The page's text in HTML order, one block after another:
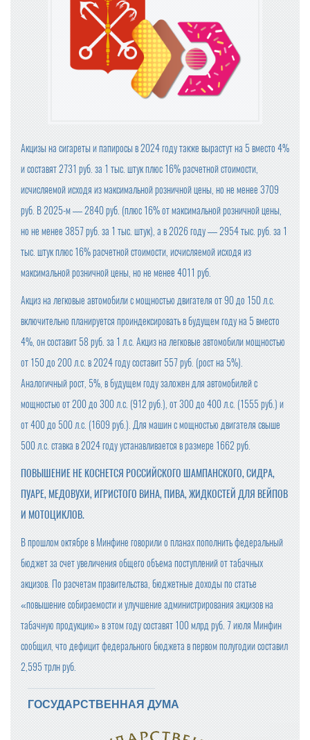
А ВЛАСТЯМИ
OZON ПРИОСТАНОВИЛ ОПЛАТУ ПРИ ПОЛУЧЕНИИ
БАЗОВЫЕ ПРОДУКТЫ В ТОРГОВЫХ СЕТЯХ ПОДЕШЕВЕ
ЛИ В СЕНТЯБРЕ НА 1,2%
ПРОВОДИТЬ ВНЕЗАПНЫЕ ПРОВЕРКИ ОБЩЕПИТА И ПР
ОДАВЦОВ БУДЕТ РОСПОТРЕБНАДЗОР
КОМПАНИЯ «ЯНДЕКС МАРКЕТ» ЗАРЕГИСТРИРОВАЛА
МИНПРОМТОРГ РОССИИ УТВЕРДИЛ ИЗМЕНЕНИЯ В ПЕ
РЕЧЕНЬ ПРОДУКЦИИ ДЛЯ ПАРАЛЛЕЛЬНОГО ИМПОРТ
А
Акцизы на сигареты и папиросы в 2024 году также вырастут на 5 вместо 4%
и составят 2731 руб. за 1 тыс. штук плюс 16% расчетной стоимости,
исчисляемой исходя из максимальной розничной цены, но не менее 3709
руб. В 2025-м — 2840 руб. (плюс 16% от максимальной розничной цены,
но не менее 3857 руб. за 1 тыс. штук), а в 2026 году — 2954 тыс. руб. за 1
тыс. штук плюс 16% расчетной стоимости, исчисляемой исходя из
максимальной розничной цены, но не менее 4011 руб.
Акциз на легковые автомобили с мощностью двигателя от 90 до 150 л.с.
включительно планируется проиндексировать в будущем году на 5 вместо
4%, он составит 58 руб. за 1 л.с. Акциз на легковые автомобили мощностью
от 150 до 200 л.с. в 2024 году составит 557 руб. (рост на 5%).
Аналогичный рост, 5%, в будущем году заложен для автомобилей с
мощностью от 200 до 300 л.с. (912 руб.), от 300 до 400 л.с. (1555 руб.) и
от 400 до 500 л.с. (1609 руб.). Для машин с мощностью двигателя свыше
500 л.с. ставка в 2024 году устанавливается в размере 1662 руб.
ПОВЫШЕНИЕ НЕ КОСНЕТСЯ РОССИЙСКОГО ШАМПАНСКОГО, СИДРА,
ПУАРЕ, МЕДОВУХИ, ИГРИСТОГО ВИНА, ПИВА, ЖИДКОСТЕЙ ДЛЯ ВЕЙПОВ
И МОТОЦИКЛОВ.
В прошлом октябре в Минфине говорили о планах пополнить федеральный
бюджет за счет увеличения общего объема поступлений от табачных
акцизов. По расчетам правительства, бюджетные доходы по статье
«повышение собираемости и улучшение администрирования акцизов на
табачную продукцию» в этом году составят 100 млрд руб. 7 июля Минфин
сообщил, что дефицит федерального бюджета в первом полугодии составил
2,595 трлн руб.
ГОСУДАРСТВЕННАЯ ДУМА